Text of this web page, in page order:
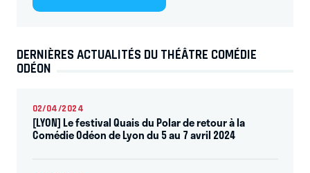
DERNIÈRES ACTUALITÉS DU THÉÂTRE COMÉDIE
ODÉON
02/04/2024
[LYON] Le festival Quais du Polar de retour à la
Comédie Odéon de Lyon du 5 au 7 avril 2024